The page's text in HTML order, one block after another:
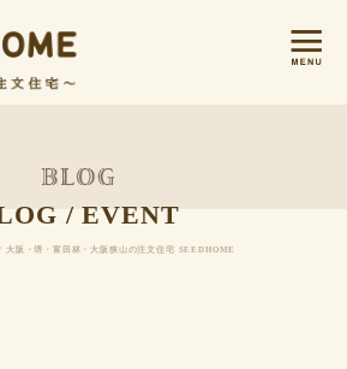
/ EVENT
大阪・堺・富田林・大阪狭山の注文住宅 SEEDHOME